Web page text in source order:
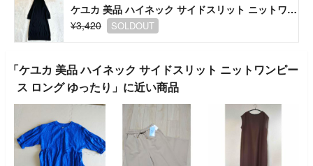
ケユカ 美品 ハイネック サイドスリット ニットワンピース ロング ゆったり
¥3,420
SOLDOUT
「ケユカ 美品 ハイネック サイドスリット ニットワンピー
ス ロング ゆったり」に近い商品